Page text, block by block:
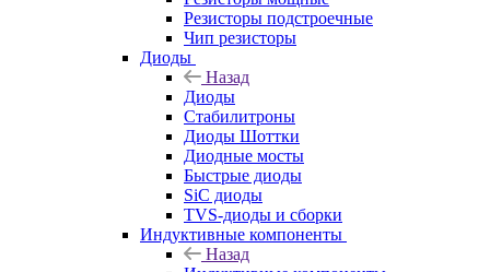
Резисторы подстроечные
Чип резисторы
Диоды
Назад
Диоды
Стабилитроны
Диоды Шоттки
Диодные мосты
Быстрые диоды
SiC диоды
TVS-диоды и сборки
Индуктивные компоненты
Назад